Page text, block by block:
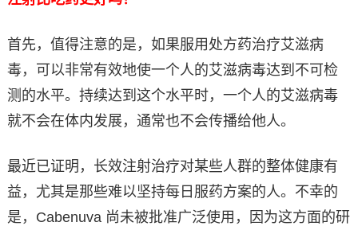
首先，值得注意的是，如果服用处方药治疗艾滋病
毒，可以非常有效地使一个人的艾滋病毒达到不可检
测的水平。持续达到这个水平时，一个人的艾滋病毒
就不会在体内发展，通常也不会传播给他人。
最近已证明，长效注射治疗对某些人群的整体健康有
益，尤其是那些难以坚持每日服药方案的人。不幸的
是，Cabenuva 尚未被批准广泛使用，因为这方面的研